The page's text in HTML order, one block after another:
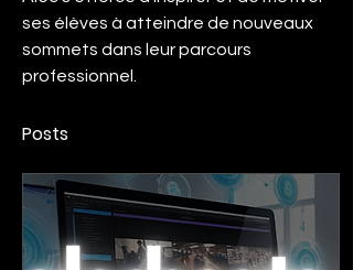
ses élèves à atteindre de nouveaux
sommets dans leur parcours
professionnel.
Posts